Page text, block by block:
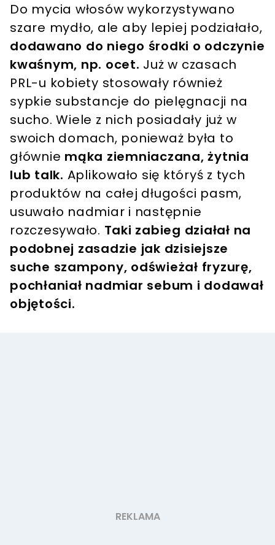
Do mycia włosów wykorzystywano
szare mydło, ale aby lepiej podziałało,
dodawano do niego środki o odczynie
kwaśnym, np. ocet. Już w czasach
PRL-u kobiety stosowały również
sypkie substancje do pielęgnacji na
sucho. Wiele z nich posiadały już w
swoich domach, ponieważ była to
głównie mąka ziemniaczana, żytnia
lub talk. Aplikowało się któryś z tych
produktów na całej długości pasm,
usuwało nadmiar i następnie
rozczesywało. Taki zabieg działał na
podobnej zasadzie jak dzisiejsze
suche szampony, odświeżał fryzurę,
pochłaniał nadmiar sebum i dodawał
objętości.